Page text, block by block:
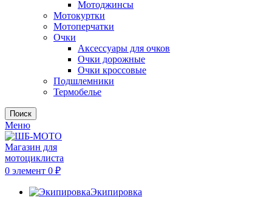
Мотоджинсы
Мотокуртки
Мотоперчатки
Очки
Аксессуары для очков
Очки дорожные
Очки кроссовые
Подшлемники
Термобелье
Поиск
Меню
0 элемент 0 ₽
Экипировка